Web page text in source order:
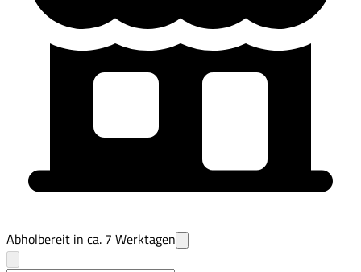
Abholbereit in ca. 7 Werktagen